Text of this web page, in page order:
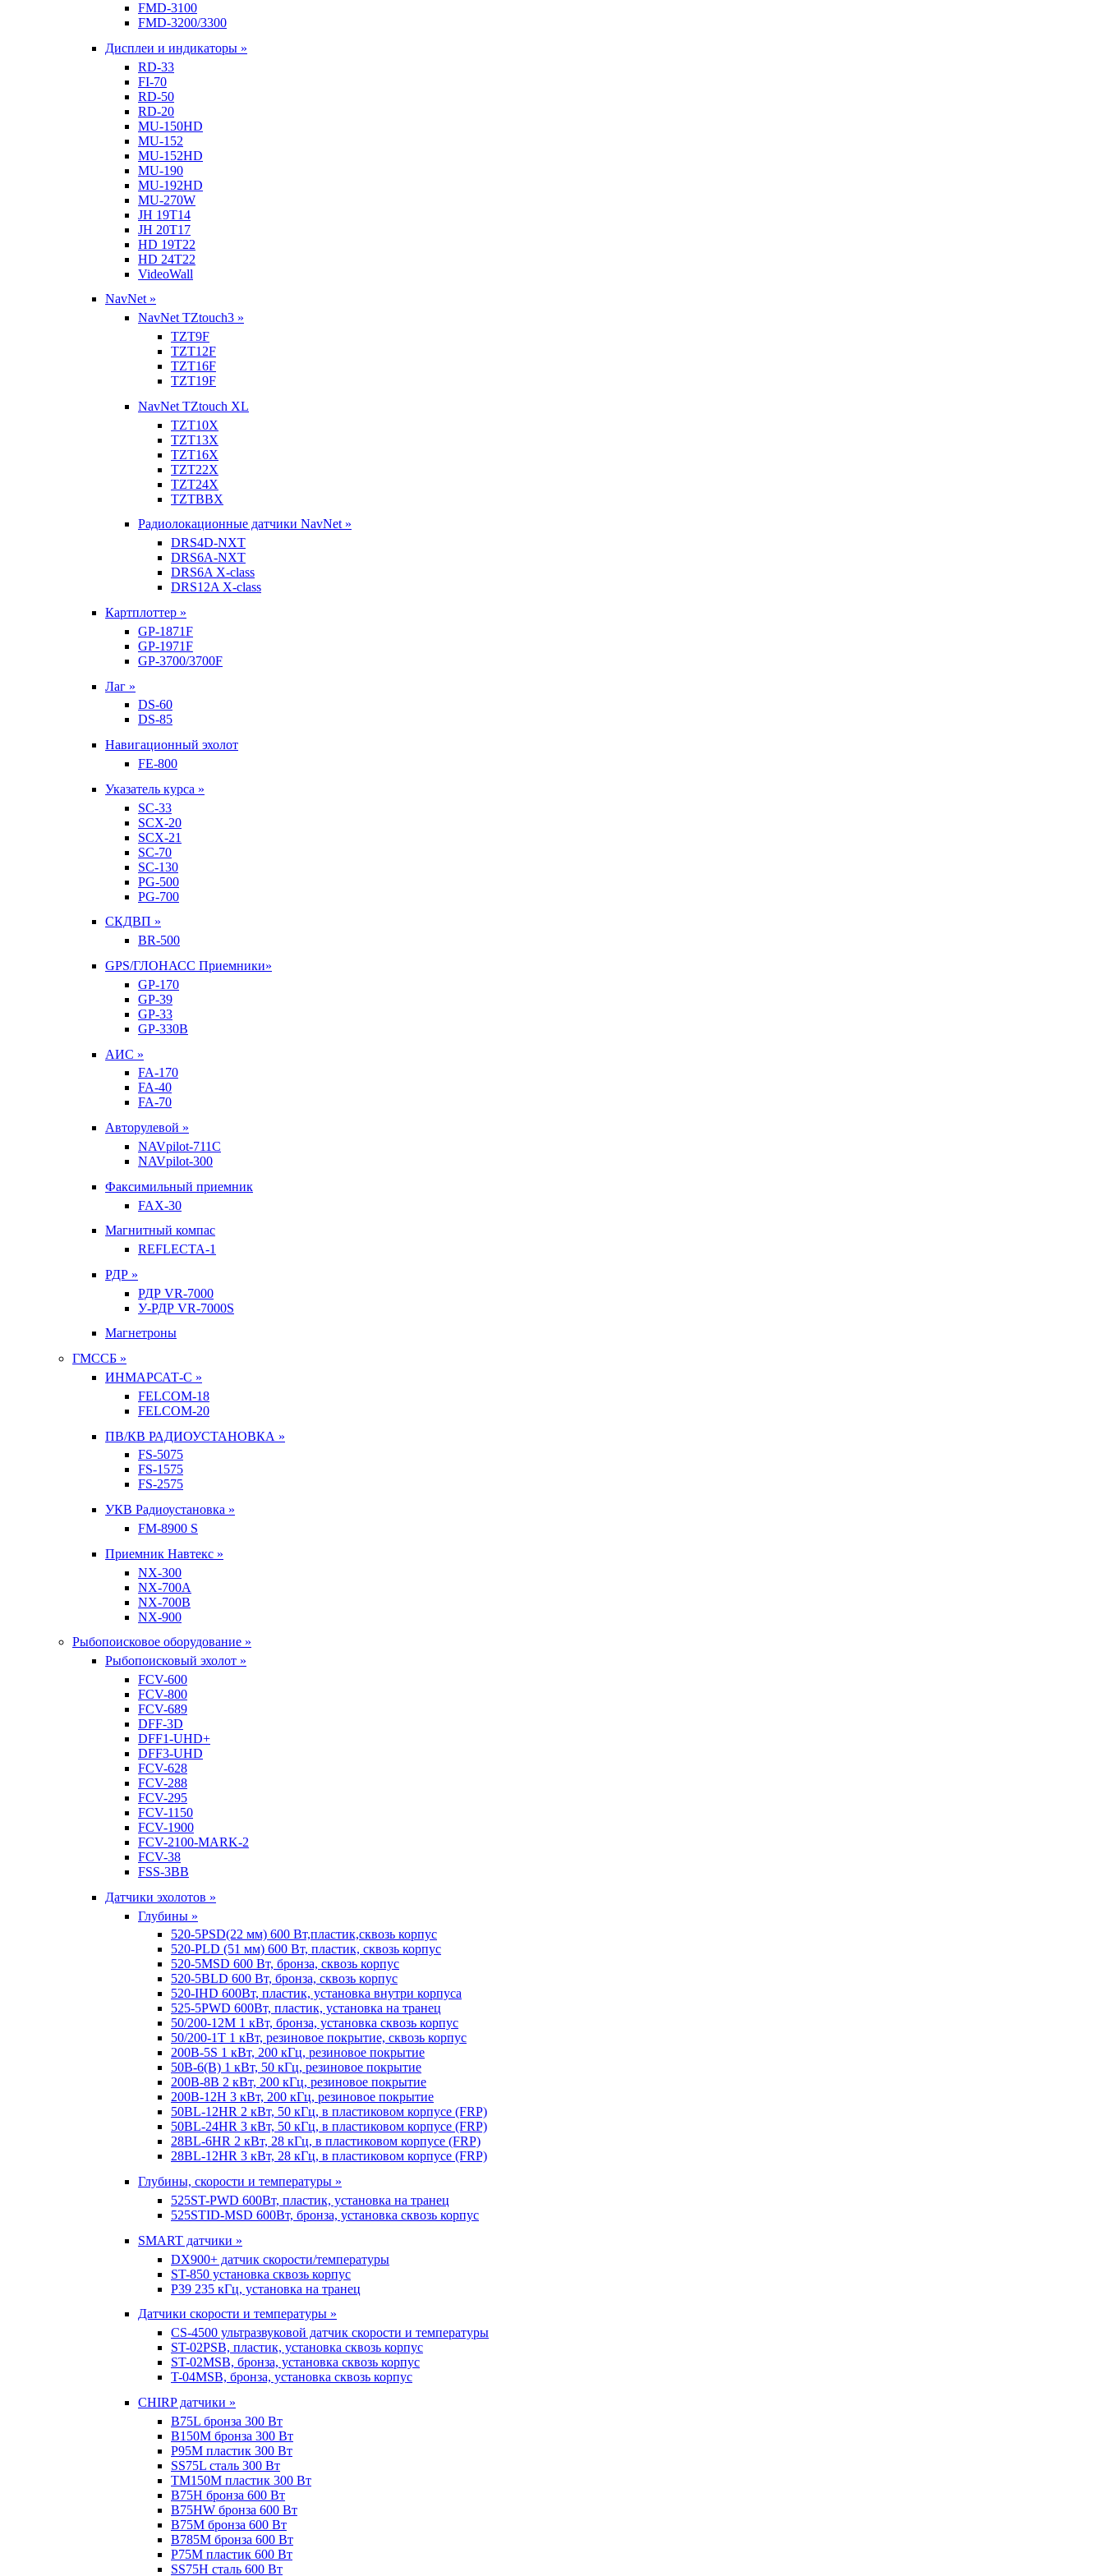
FMD-3100
FMD-3200/3300
Дисплеи и индикаторы »
RD-33
FI-70
RD-50
RD-20
MU-150HD
MU-152
MU-152HD
MU-190
MU-192HD
MU-270W
JH 19T14
JH 20T17
HD 19T22
HD 24T22
VideoWall
NavNet »
NavNet TZtouch3 »
TZT9F
TZT12F
TZT16F
TZT19F
NavNet TZtouch XL
TZT10X
TZT13X
TZT16X
TZT22X
TZT24X
TZTBBX
Радиолокационные датчики NavNet »
DRS4D-NXT
DRS6A-NXT
DRS6A X-class
DRS12A X-class
Картплоттер »
GP-1871F
GP-1971F
GP-3700/3700F
Лаг »
DS-60
DS-85
Навигационный эхолот
FE-800
Указатель курса »
SC-33
SCX-20
SCX-21
SC-70
SC-130
PG-500
PG-700
СКДВП »
BR-500
GPS/ГЛОНАСС Приемники»
GP-170
GP-39
GP-33
GP-330B
АИС »
FA-170
FA-40
FA-70
Авторулевой »
NAVpilot-711С
NAVpilot-300
Факсимильный приемник
FAX-30
Магнитный компас
REFLECTA-1
РДР »
РДР VR-7000
У-РДР VR-7000S
Магнетроны
ГМССБ »
ИНМАРСАТ-С »
FELCOM-18
FELCOM-20
ПВ/КВ РАДИОУСТАНОВКА »
FS-5075
FS-1575
FS-2575
УКВ Радиоустановка »
FM-8900 S
Приемник Навтекс »
NX-300
NX-700A
NX-700B
NX-900
Рыбопоисковое оборудование »
Рыбопоисковый эхолот »
FCV-600
FCV-800
FCV-689
DFF-3D
DFF1-UHD+
DFF3-UHD
FCV-628
FCV-288
FCV-295
FCV-1150
FCV-1900
FCV-2100-MARK-2
FCV-38
FSS-3BB
Датчики эхолотов »
Глубины »
520-5PSD(22 мм) 600 Вт,пластик,сквозь корпус
520-PLD (51 мм) 600 Вт, пластик, сквозь корпус
520-5MSD 600 Вт, бронза, сквозь корпус
520-5BLD 600 Вт, бронза, сквозь корпус
520-IHD 600Вт, пластик, установка внутри корпуса
525-5PWD 600Вт, пластик, установка на транец
50/200-12M 1 кВт, бронза, установка сквозь корпус
50/200-1T 1 кВт, резиновое покрытие, сквозь корпус
200B-5S 1 кВт, 200 кГц, резиновое покрытие
50B-6(B) 1 кВт, 50 кГц, резиновое покрытие
200B-8B 2 кВт, 200 кГц, резиновое покрытие
200B-12H 3 кВт, 200 кГц, резиновое покрытие
50BL-12HR 2 кВт, 50 кГц, в пластиковом корпусе (FRP)
50BL-24HR 3 кВт, 50 кГц, в пластиковом корпусе (FRP)
28BL-6HR 2 кВт, 28 кГц, в пластиковом корпусе (FRP)
28BL-12HR 3 кВт, 28 кГц, в пластиковом корпусе (FRP)
Глубины, скорости и температуры »
525ST-PWD 600Вт, пластик, установка на транец
525STID-MSD 600Вт, бронза, установка сквозь корпус
SMART датчики »
DX900+ датчик скорости/температуры
ST-850 установка сквозь корпус
P39 235 кГц, установка на транец
Датчики скорости и температуры »
CS-4500 ультразвуковой датчик скорости и температуры
ST-02PSB, пластик, установка сквозь корпус
ST-02MSB, бронза, установка сквозь корпус
T-04MSB, бронза, установка сквозь корпус
CHIRP датчики »
B75L бронза 300 Вт
B150M бронза 300 Вт
P95M пластик 300 Вт
SS75L сталь 300 Вт
TM150M пластик 300 Вт
B75H бронза 600 Вт
B75HW бронза 600 Вт
B75M бронза 600 Вт
B785M бронза 600 Вт
P75M пластик 600 Вт
SS75H сталь 600 Вт